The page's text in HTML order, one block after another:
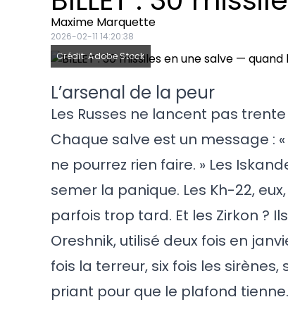
Maxime Marquette
2026-02-11 14:20:38
Crédit: Adobe Stock
L’arsenal de la peur
Les Russes ne lancent pas
Chaque salve est un message :
ne pourrez rien faire. » Les
semer la panique. Les Kh-22,
parfois trop tard. Et les Zirkon ?
Oreshnik, utilisé deux fois en
fois la terreur, six fois les
priant pour que le plafond tienne.